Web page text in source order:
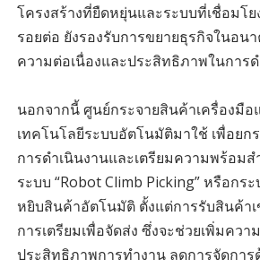
โครงสร้างที่ยืดหยุ่นและระบบที่เชื่อมโย
รอยต่อ ยังรองรับการขยายธุรกิจในอน
ความต่อเนื่องและประสิทธิภาพในการ
นอกจากนี้ ศูนย์กระจายสินค้าเครื่องมื
เทคโนโลยีระบบอัตโนมัติมาใช้ เพื่อยก
การดำเนินงานและเตรียมความพร้อม
ระบบ “Robot Climb Picking” หรือกร
หยิบสินค้าอัตโนมัติ ตั้งแต่การรับสินค้า
การเตรียมเพื่อจัดส่ง ซึ่งจะช่วยเพิ่มคว
ประสิทธิภาพการทำงาน ลดการจัดการ